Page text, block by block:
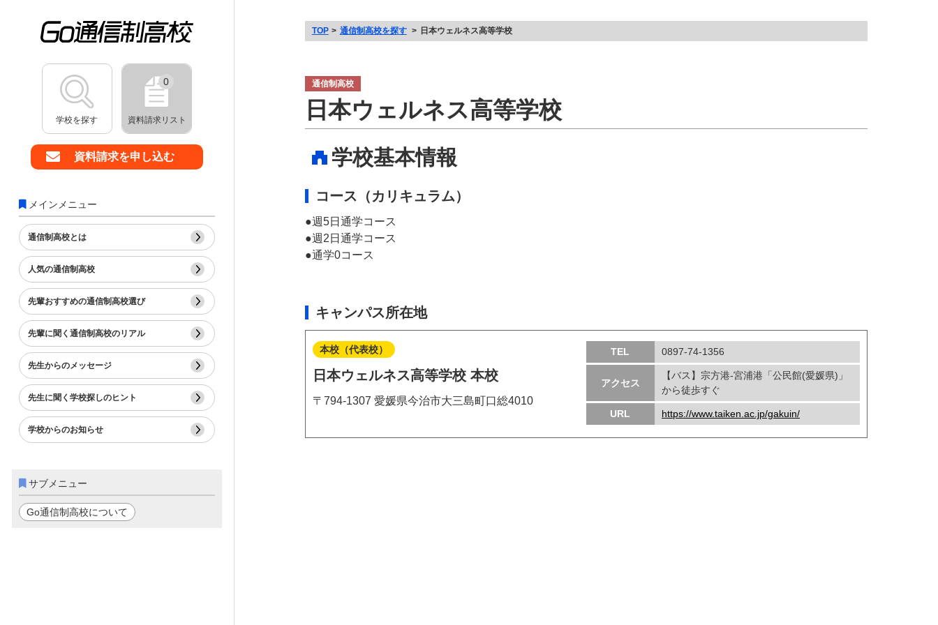
学校を探す
0
資料請求リスト
資料請求を申し込む
メインメニュー
通信制高校とは
人気の通信制高校
先輩おすすめの通信制高校選び
先輩に聞く通信制高校のリアル
先生からのメッセージ
先生に聞く学校探しのヒント
学校からのお知らせ
サブメニュー
Go通信制高校について
TOP 通信制高校を探す 日本ウェルネス高等学校
通信制高校
日本ウェルネス高等学校
学校基本情報
コース（カリキュラム）
週5日通学コース
週2日通学コース
通学0コース
キャンパス所在地
本校（代表校）
日本ウェルネス高等学校 本校
〒794-1307 愛媛県今治市大三島町口総4010
TEL 0897-74-1356
アクセス
【バス】宗方港-宮浦港「公民館(愛媛県)」
から徒歩すぐ
URL https://www.taiken.ac.jp/gakuin/